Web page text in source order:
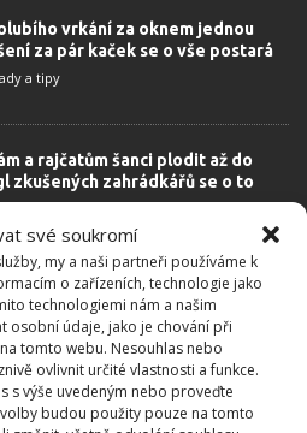
své soukromí
my a naši partneři používáme k
o zařízeních, technologie jako
technologiemi nám a našim
osobní údaje, jako je chování při
tomto webu. Nesouhlas nebo
ovlivnit určité vlastnosti a funkce.
s výše uvedeným nebo proveďte
budou použity pouze na tomto
vrkání za oknem jednou
za pár kaček se o vše postará
a tipy
a rajčatům šanci plodit až do
zkušených zahrádkářů se o to
a tipy
zlikviduje na počkání.
funguje stejně dobře, jako ty z
kapka nebezpečné chemie
a tipy